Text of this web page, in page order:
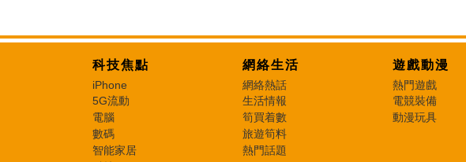
科技焦點
iPhone
5G流動
電腦
數碼
智能家居
網絡生活
網絡熱話
生活情報
筍買着數
旅遊筍料
熱門話題
遊戲動漫
熱門遊戲
電競裝備
動漫玩具